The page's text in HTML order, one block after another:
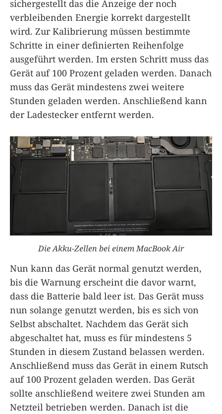
sichergestellt das die Anzeige der noch
verbleibenden Energie korrekt dargestellt
wird. Zur Kalibrierung müssen bestimmte
Schritte in einer definierten Reihenfolge
ausgeführt werden. Im ersten Schritt muss das
Gerät auf 100 Prozent geladen werden. Danach
muss das Gerät mindestens zwei weitere
Stunden geladen werden. Anschließend kann
der Ladestecker entfernt werden.
Die Akku-Zellen bei einem MacBook Air
Nun kann das Gerät normal genutzt werden,
bis die Warnung erscheint die davor warnt,
dass die Batterie bald leer ist. Das Gerät muss
nun solange genutzt werden, bis es sich von
Selbst abschaltet. Nachdem das Gerät sich
abgeschaltet hat, muss es für mindestens 5
Stunden in diesem Zustand belassen werden.
Anschließend muss das Gerät in einem Rutsch
auf 100 Prozent geladen werden. Das Gerät
sollte anschließend weitere zwei Stunden am
Netzteil betrieben werden. Danach ist die